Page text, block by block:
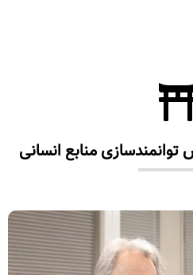
منابع انسانی